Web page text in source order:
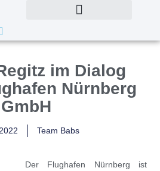
im Dialog
Nürnberg
GmbH
Team Babs
Der Flughafen Nürnberg ist